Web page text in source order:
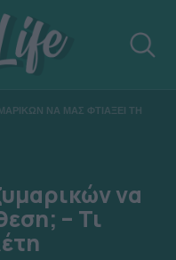
ΝΑ ΜΑΣ ΦΤΙΑΞΕΙ ΤΗ
να
– Τι